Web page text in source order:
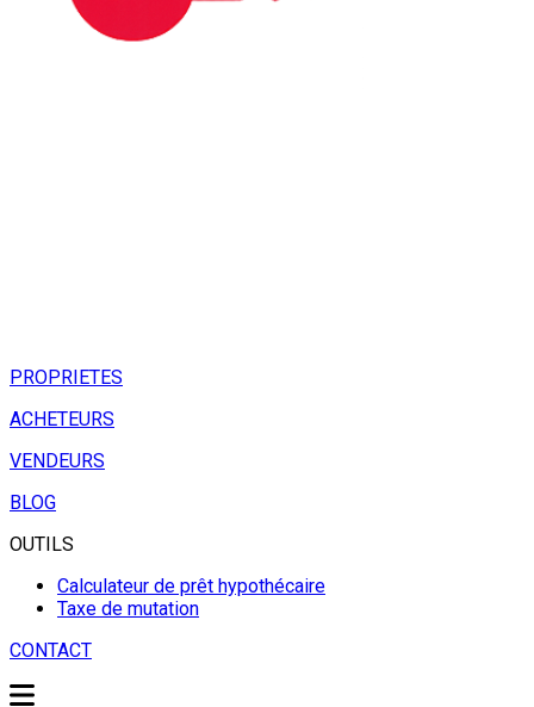
PROPRIETES
ACHETEURS
VENDEURS
BLOG
OUTILS
Calculateur de prêt hypothécaire
Taxe de mutation
CONTACT